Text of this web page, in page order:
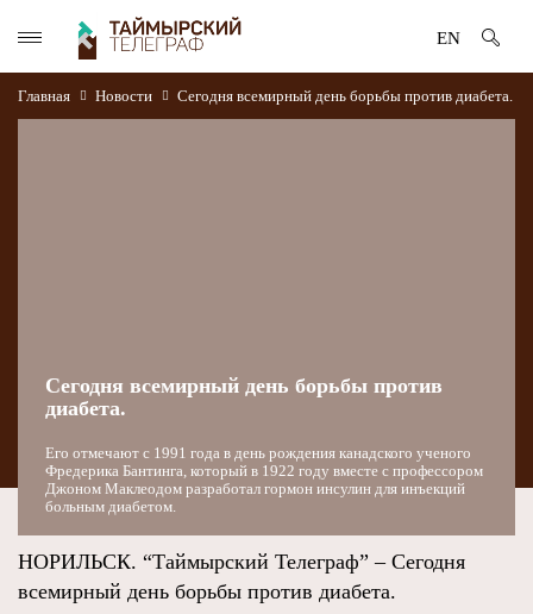
EN
Главная Новости Сегодня всемирный день борьбы против диабета.
Сегодня всемирный день борьбы против
диабета.
Его отмечают с 1991 года в день рождения канадского ученого
Фредерика Бантинга, который в 1922 году вместе с профессором
Джоном Маклеодом разработал гормон инсулин для инъекций
больным диабетом.
НОРИЛЬСК. “Таймырский Телеграф” – Сегодня
всемирный день борьбы против диабета.